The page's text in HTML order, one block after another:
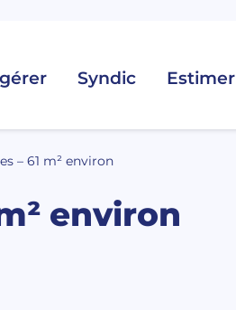
Syndic Estimer
– 61 m² environ
environ